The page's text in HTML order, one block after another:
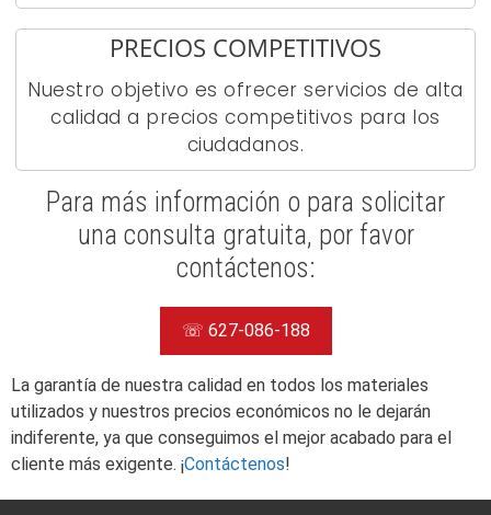
PRECIOS COMPETITIVOS
Nuestro objetivo es ofrecer servicios de alta
calidad a precios competitivos para los
ciudadanos.
Para más información o para solicitar
una consulta gratuita, por favor
contáctenos:
☏ 627-086-188
La garantía de nuestra calidad en todos los materiales
utilizados y nuestros precios económicos no le dejarán
indiferente, ya que conseguimos el mejor acabado para el
cliente más exigente. ¡Contáctenos!